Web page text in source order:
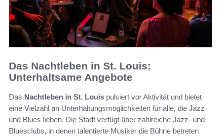
Das Nachtleben in St. Louis:
Unterhaltsame Angebote
Das Nachtleben in St. Louis pulsiert vor Aktivität und bietet
eine Vielzahl an Unterhaltungsmöglichkeiten für alle, die Jazz
und Blues lieben. Die Stadt verfügt über zahlreiche Jazz- und
Bluesclubs, in denen talentierte Musiker die Bühne betreten